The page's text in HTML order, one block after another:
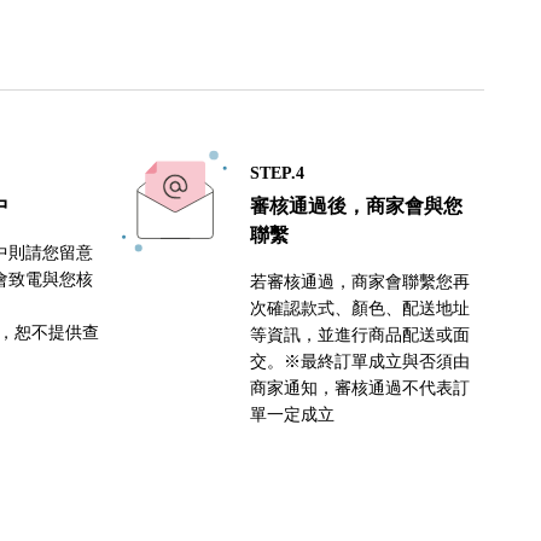
則請您留意
致電與您核
恕不提供查
STEP.4
審核通過後，商家會與您
聯繫
若審核通過，商家會聯繫您再
次確認款式、顏色、配送地址
等資訊，並進行商品配送或面
交。※最終訂單成立與否須由
商家通知，審核通過不代表訂
單一定成立